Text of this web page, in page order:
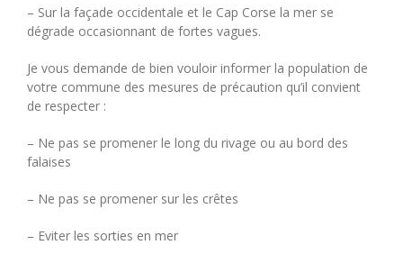
– Sur la façade occidentale et le Cap Corse la mer se
dégrade occasionnant de fortes vagues.
Je vous demande de bien vouloir informer la population de
votre commune des mesures de précaution qu’il convient
de respecter :
– Ne pas se promener le long du rivage ou au bord des
falaises
– Ne pas se promener sur les crêtes
– Eviter les sorties en mer